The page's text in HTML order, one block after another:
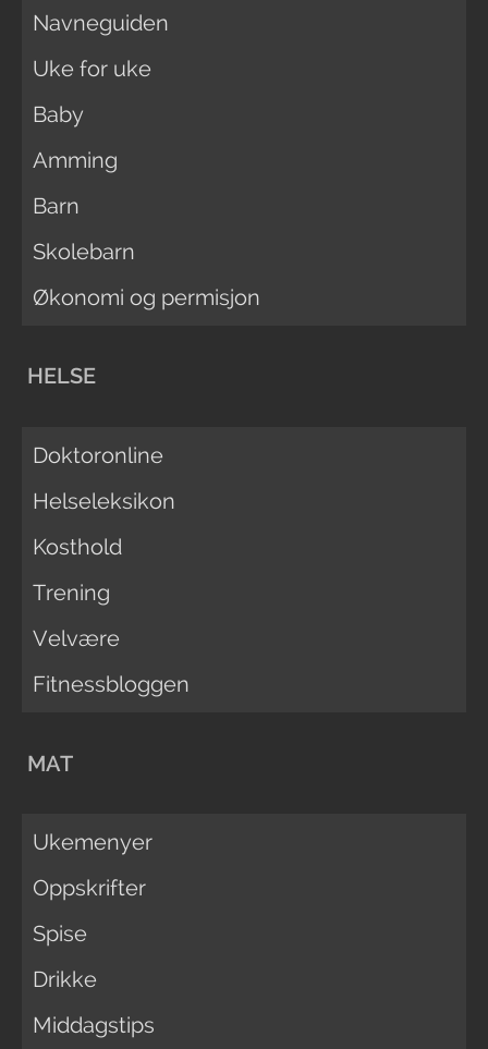
Navneguiden
Uke for uke
Baby
Amming
Barn
Skolebarn
Økonomi og permisjon
HELSE
Doktoronline
Helseleksikon
Kosthold
Trening
Velvære
Fitnessbloggen
MAT
Ukemenyer
Oppskrifter
Spise
Drikke
Middagstips